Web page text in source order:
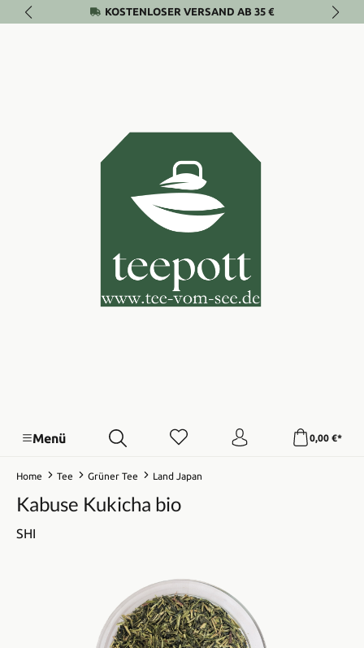
Zum Hauptinhalt springenKOSTENLOSER VERSAND AB 35 €
Menü 0,00 €*
Home Tee Grüner Tee Land Japan
Kabuse Kukicha bio
SHI
Bildergalerie überspringen